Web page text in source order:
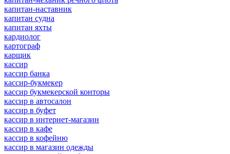
капитан-наставник
капитан судна
капитан яхты
кардиолог
картограф
карщик
кассир
кассир банка
кассир-букмекер
кассир букмекерской конторы
кассир в автосалон
кассир в буфет
кассир в интернет-магазин
кассир в кафе
кассир в кофейню
кассир в магазин одежды